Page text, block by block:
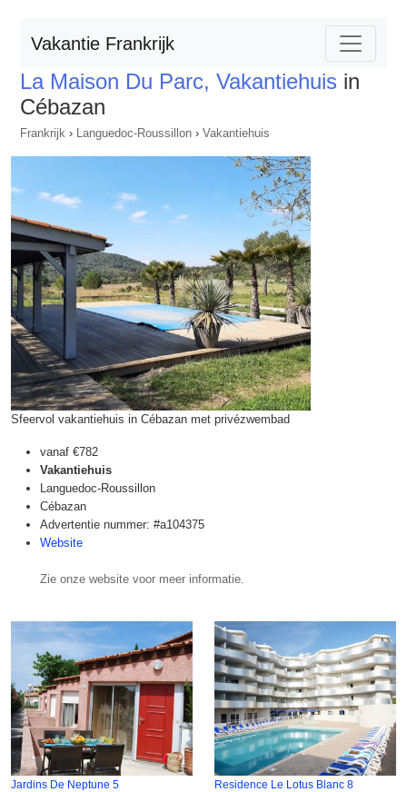
Vakantie Frankrijk
La Maison Du Parc, Vakantiehuis in
Cébazan
Frankrijk › Languedoc-Roussillon › Vakantiehuis
Sfeervol vakantiehuis in Cébazan met privézwembad
vanaf €782
Vakantiehuis
Languedoc-Roussillon
Cébazan
Advertentie nummer: #a104375
Website
Zie onze website voor meer informatie.
Jardins De Neptune 5 Residence Le Lotus Blanc 8